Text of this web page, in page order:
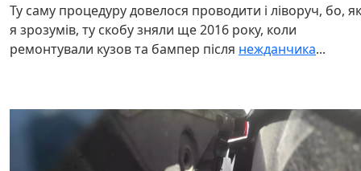
Ту саму процедуру довелося проводити і ліворуч, бо, як
я зрозумів, ту скобу зняли ще 2016 року, коли
ремонтували кузов та бампер після нежданчика...